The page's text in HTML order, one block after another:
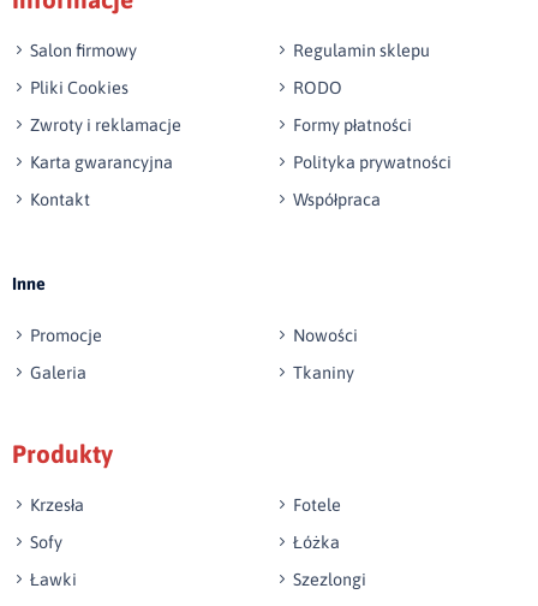
Wyślij opinię
Salon firmowy
Regulamin sklepu
Pliki Cookies
RODO
Zwroty i reklamacje
Formy płatności
Karta gwarancyjna
Polityka prywatności
Kontakt
Współpraca
Inne
Promocje
Nowości
Galeria
Tkaniny
Produkty
Krzesła
Fotele
Sofy
Łóżka
Ławki
Szezlongi